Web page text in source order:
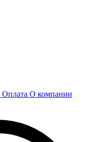
Оплата О компании